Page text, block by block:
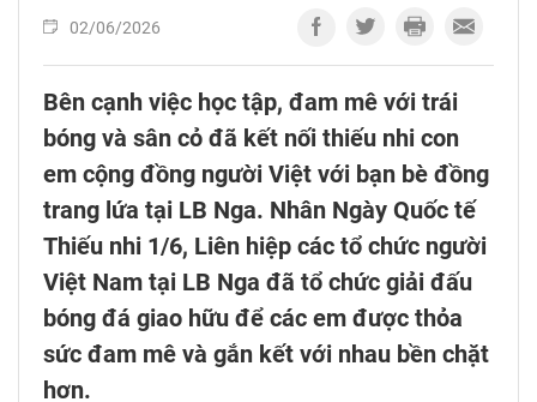
02/06/2026
Bên cạnh việc học tập, đam mê với trái
bóng và sân cỏ đã kết nối thiếu nhi con
em cộng đồng người Việt với bạn bè đồng
trang lứa tại LB Nga. Nhân Ngày Quốc tế
Thiếu nhi 1/6, Liên hiệp các tổ chức người
Việt Nam tại LB Nga đã tổ chức giải đấu
bóng đá giao hữu để các em được thỏa
sức đam mê và gắn kết với nhau bền chặt
hơn.